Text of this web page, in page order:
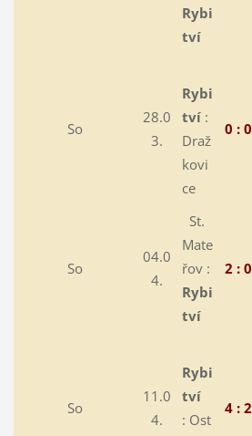
Rybi
tví
So
28.0
3.
Rybi
tví:
Draž
kovi
ce
0 : 0
So
04.0
4.
St.
Mate
řov :
Rybi
tví
2 : 0
So
11.0
4.
Rybi
tví
: Ost
4 : 2